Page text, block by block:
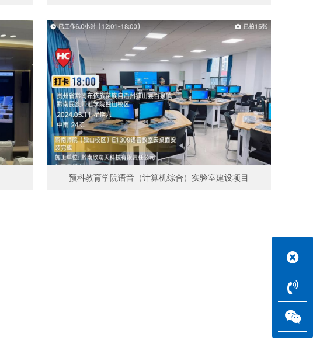
预科教育学院语音（计算机综合）实验室建设项目